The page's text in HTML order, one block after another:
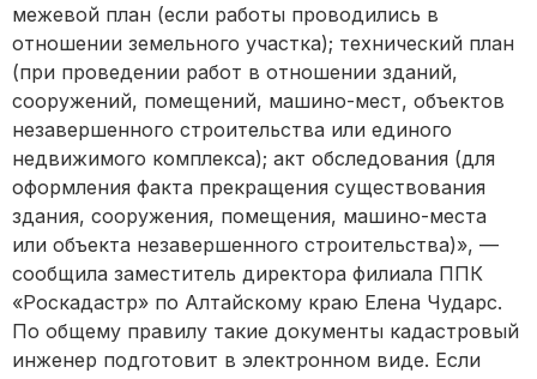
межевой план (если работы проводились в
отношении земельного участка); технический план
(при проведении работ в отношении зданий,
сооружений, помещений, машино-мест, объектов
незавершенного строительства или единого
недвижимого комплекса); акт обследования (для
оформления факта прекращения существования
здания, сооружения, помещения, машино-места
или объекта незавершенного строительства)», —
сообщила заместитель директора филиала ППК
«Роскадастр» по Алтайскому краю Елена Чударс.
По общему правилу такие документы кадастровый
инженер подготовит в электронном виде. Если